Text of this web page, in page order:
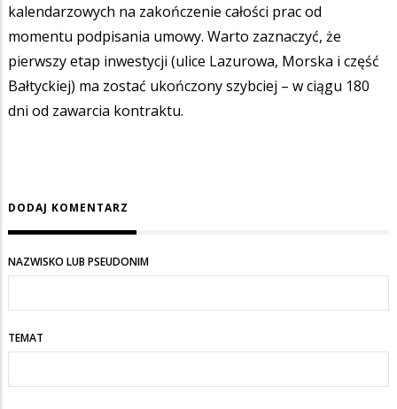
kalendarzowych na zakończenie całości prac od
momentu podpisania umowy. Warto zaznaczyć, że
pierwszy etap inwestycji (ulice Lazurowa, Morska i część
Bałtyckiej) ma zostać ukończony szybciej – w ciągu 180
dni od zawarcia kontraktu.
DODAJ KOMENTARZ
NAZWISKO LUB PSEUDONIM
TEMAT